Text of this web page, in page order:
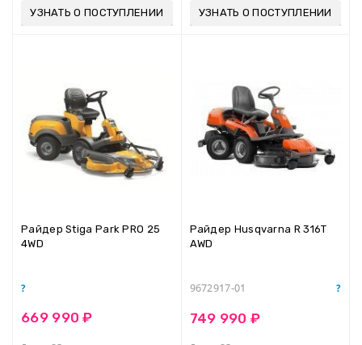
УЗНАТЬ О ПОСТУПЛЕНИИ УЗНАТЬ О ПОСТУПЛЕНИИ
Райдер Stiga Park PRO 25
4WD
669 990 ₽
Райдер Husqvarna R 316Т
AWD
9672917-01
749 990 ₽